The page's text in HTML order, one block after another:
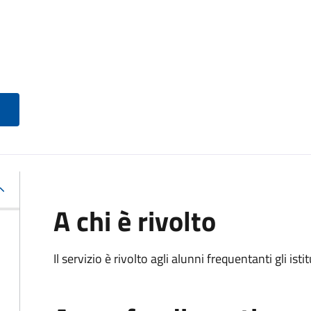
A chi è rivolto
Il servizio è rivolto agli alunni frequentanti gli